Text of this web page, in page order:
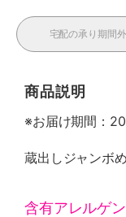
宅配の承り期間
商品説明
※お届け期間：
蔵出しジャンボ
含有アレルゲ